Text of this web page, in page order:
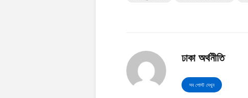
ঢাকা অর্থনীতি
সব পোস্ট দেখুন